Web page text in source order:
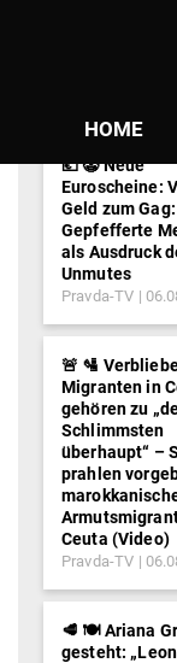
HOME
💶 🤡 Neue
Euroscheine:
Geld zum Gag:
Gepfefferte
als Ausdruck
Unmutes
Pravda-TV
🚨 🛂
Migranten in
gehören zu
Schlimmsten
überhaupt“ –
prahlen
Ceuta (Video)
Pravda-TV
🥩 🍽️ Ariana
gesteht: